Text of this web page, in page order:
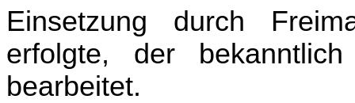
Einsetzung durch
erfolgte, der
bearbeitet.